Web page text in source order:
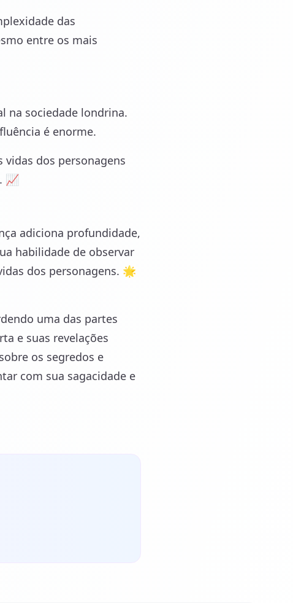
das
entre os mais
na sociedade londrina.
é enorme.
dos personagens
📈
adiciona profundidade,
habilidade de observar
dos personagens. 🌟
uma das partes
e suas revelações
os segredos e
com sua sagacidade e